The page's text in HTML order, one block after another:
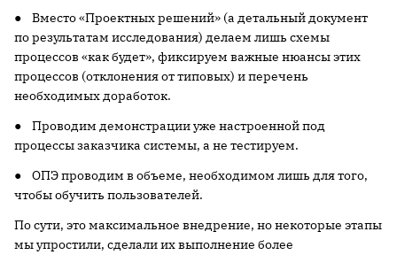
● Вместо «Проектных решений» (а детальный документ
по результатам исследования) делаем лишь схемы
процессов «как будет», фиксируем важные нюансы этих
процессов (отклонения от типовых) и перечень
необходимых доработок.
● Проводим демонстрации уже настроенной под
процессы заказчика системы, а не тестируем.
● ОПЭ проводим в объеме, необходимом лишь для того,
чтобы обучить пользователей.
По сути, это максимальное внедрение, но некоторые этапы
мы упростили, сделали их выполнение более